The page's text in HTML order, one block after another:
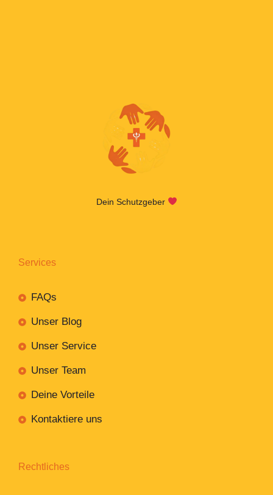
Dein Schutzgeber
Services
FAQs
Unser Blog
Unser Service
Unser Team
Deine Vorteile
Kontaktiere uns
Rechtliches